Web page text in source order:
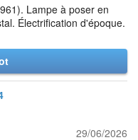
Lampe à poser en
Électrification d'époque.
29/06/2026